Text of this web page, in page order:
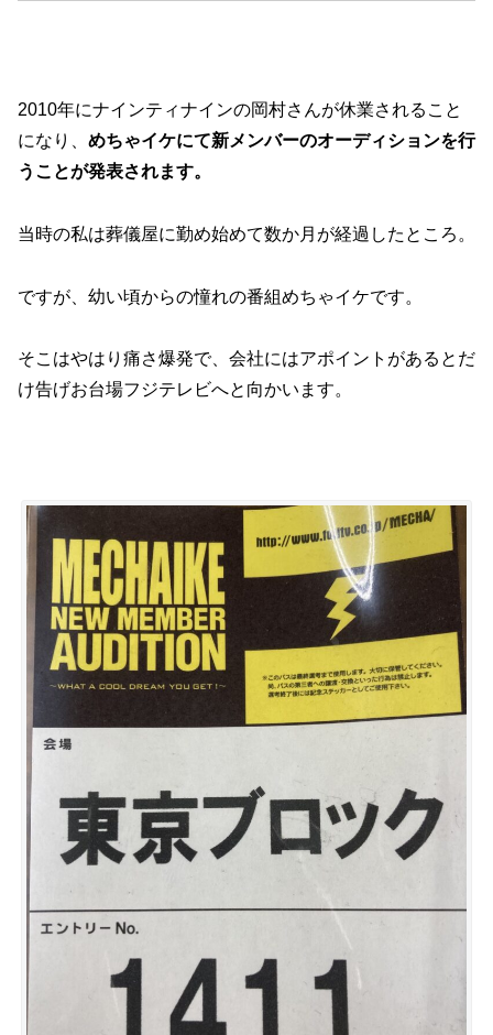
2010年にナインティナインの岡村さんが休業されること
になり、 めちゃイケにて新メンバーのオーディションを行
うことが発表されます。
当時の私は葬儀屋に勤め始めて数か月が経過したところ。
ですが、幼い頃からの憧れの番組めちゃイケです。
そこはやはり痛さ爆発で、会社にはアポイントがあるとだ
け告げお台場フジテレビへと向かいます。